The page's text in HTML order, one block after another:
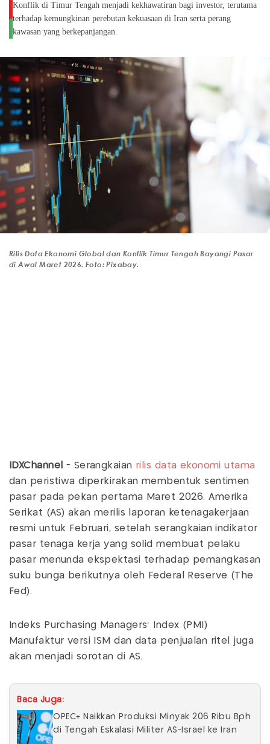
Konflik di Timur Tengah menjadi kekhawatiran bagi investor, terutama
terhadap kemungkinan perebutan kekuasaan di Iran serta perang
kawasan yang berkepanjangan.
Rilis Data Ekonomi Global dan Konflik Timur Tengah Bayangi Pasar
di Awal Maret 2026. Foto: Pixabay.
IDXChannel - Serangkaian rilis data ekonomi utama
dan peristiwa diperkirakan membentuk sentimen
pasar pada pekan pertama Maret 2026. Amerika
Serikat (AS) akan merilis laporan ketenagakerjaan
resmi untuk Februari, setelah serangkaian indikator
pasar tenaga kerja yang solid membuat pelaku
pasar menunda ekspektasi terhadap pemangkasan
suku bunga berikutnya oleh Federal Reserve (The
Fed).
Indeks Purchasing Managers' Index (PMI)
Manufaktur versi ISM dan data penjualan ritel juga
akan menjadi sorotan di AS.
Baca Juga:
OPEC+ Naikkan Produksi Minyak 206 Ribu Bph
di Tengah Eskalasi Militer AS-Israel ke Iran